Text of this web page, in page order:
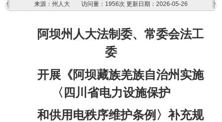
来源：州人大 访问量： 1956次 更新日期：2026-05-26
阿坝州人大法制委、常委会法工
委
开展《阿坝藏族羌族自治州实施
〈四川省电力设施保护
和供用电秩序维护条例〉补充规